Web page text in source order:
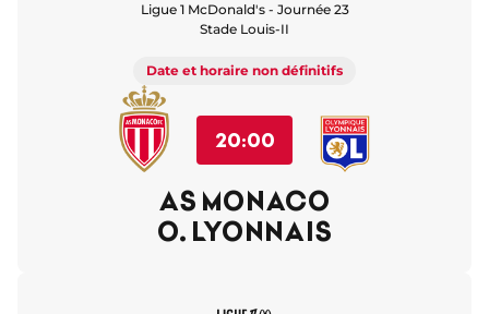
Ligue 1 McDonald's - Journée 23
Stade Louis-II
Date et horaire non définitifs
20:00
AS MONACO
O. LYONNAIS